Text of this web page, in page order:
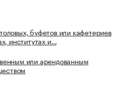
буфетов или кафетериев
институтах и…
или арендованным